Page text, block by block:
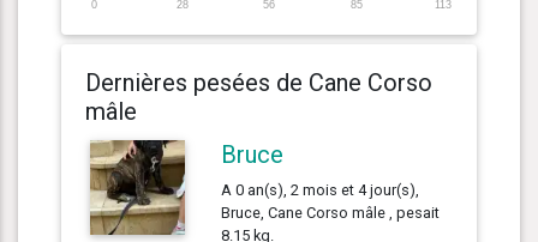
0 28 56 85 113
Dernières pesées de Cane Corso
mâle
Bruce
A 0 an(s), 2 mois et 4 jour(s),
Bruce, Cane Corso mâle , pesait
8.15 kg.